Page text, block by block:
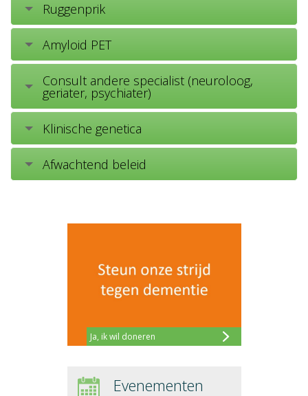
Ruggenprik
Amyloid PET
Consult andere specialist (neuroloog,
geriater, psychiater)
Klinische genetica
Afwachtend beleid
Ja, ik wil doneren
Evenementen